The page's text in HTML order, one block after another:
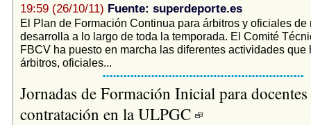
19:59 (26/10/11) Fuente: superdeporte.es
El Plan de Formación Continua para árbitros y oficiales de
desarrolla a lo largo de toda la temporada. El Comité
FBCV ha puesto en marcha las diferentes actividades que
árbitros, oficiales...
Jornadas de Formación Inicial para
contratación en la ULPGC